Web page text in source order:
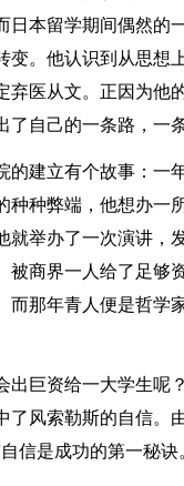
日本留学期间偶然的
变。他认识到从思想
弃医从文。正因为他
了自己的一条路，一
的建立有个故事：一
种种弊端，他想办一
就举办了一次演讲，
被商界一人给了足够
而那年青人便是哲学
出巨资给一大学生呢
了风索勒斯的自信。
信是成功的第一秘诀